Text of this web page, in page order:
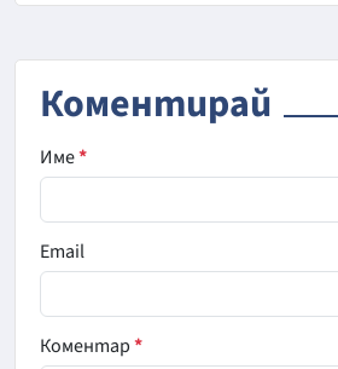
Коментирай
Име*
Email
Коментар*